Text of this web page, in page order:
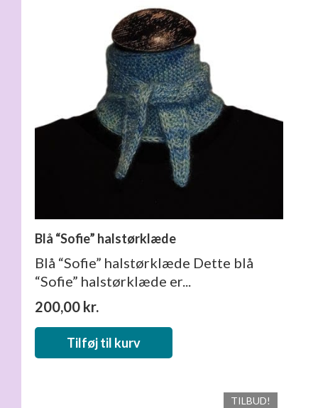
Blå “Sofie” halstørklæde
Blå “Sofie” halstørklæde Dette blå
“Sofie” halstørklæde er...
200,00 kr.
Tilføj til kurv
TILBUD!